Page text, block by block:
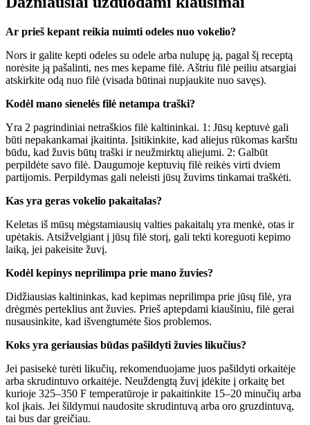
Ar prieš kepant reikia nuimti odeles nuo vokelio?
Nors ir galite kepti odeles su odele arba nulupę ją, pagal šį receptą
norėsite ją pašalinti, nes mes kepame filė. Aštriu filė peiliu atsargiai
atskirkite odą nuo filė (visada būtinai nupjaukite nuo savęs).
Kodėl mano sienelės filė netampa traški?
Yra 2 pagrindiniai netraškios filė kaltininkai. 1: Jūsų keptuvė gali
būti nepakankamai įkaitinta. Įsitikinkite, kad aliejus rūkomas karštu
būdu, kad žuvis būtų traški ir neužmirktų aliejumi. 2: Galbūt
perpildėte savo filė. Daugumoje keptuvių filė reikės virti dviem
partijomis. Perpildymas gali neleisti jūsų žuvims tinkamai traškėti.
Kas yra geras vokelio pakaitalas?
Keletas iš mūsų mėgstamiausių valties pakaitalų yra menkė, otas ir
upėtakis. Atsižvelgiant į jūsų filė storį, gali tekti koreguoti kepimo
laiką, jei pakeisite žuvį.
Kodėl kepinys neprilimpa prie mano žuvies?
Didžiausias kaltininkas, kad kepimas neprilimpa prie jūsų filė, yra
drėgmės perteklius ant žuvies. Prieš aptepdami kiaušiniu, filė gerai
nusausinkite, kad išvengtumėte šios problemos.
Koks yra geriausias būdas pašildyti žuvies likučius?
Jei pasisekė turėti likučių, rekomenduojame juos pašildyti orkaitėje
arba skrudintuvo orkaitėje. Neuždengtą žuvį įdėkite į orkaitę bet
kurioje 325–350 F temperatūroje ir pakaitinkite 15–20 minučių arba
kol įkais. Jei šildymui naudosite skrudintuvą arba oro gruzdintuvą,
tai bus dar greičiau.